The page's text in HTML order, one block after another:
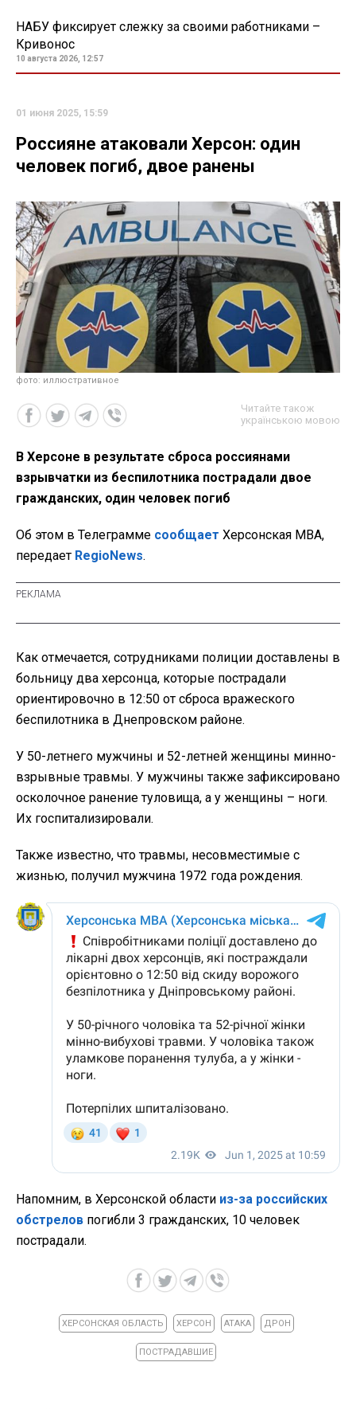
НАБУ фиксирует слежку за своими работниками –
Кривонос
10 августа 2026, 12:57
01 июня 2025, 15:59
Россияне атаковали Херсон: один
человек погиб, двое ранены
фото: иллюстративное
Читайте також
українською мовою
В Херсоне в результате сброса россиянами
взрывчатки из беспилотника пострадали двое
гражданских, один человек погиб
Об этом в Телеграмме сообщает Херсонская MBA,
передает RegioNews.
Как отмечается, сотрудниками полиции доставлены в
больницу два херсонца, которые пострадали
ориентировочно в 12:50 от сброса вражеского
беспилотника в Днепровском районе.
У 50-летнего мужчины и 52-летней женщины минно-
взрывные травмы. У мужчины также зафиксировано
осколочное ранение туловища, а у женщины – ноги.
Их госпитализировали.
Также известно, что травмы, несовместимые с
жизнью, получил мужчина 1972 года рождения.
Напомним, в Херсонской области из-за российских
обстрелов погибли 3 гражданских, 10 человек
пострадали.
ХЕРСОНСКАЯ ОБЛАСТЬ ХЕРСОН АТАКА ДРОН
ПОСТРАДАВШИЕ